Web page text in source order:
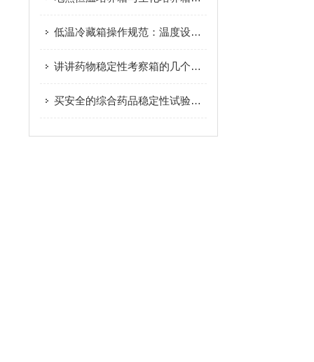
低温冷藏箱操作规范：温度设定与物品存放技巧
讲讲药物稳定性考察箱的几个选购知识
买安全的综合药品稳定性试验箱，就选创测科技